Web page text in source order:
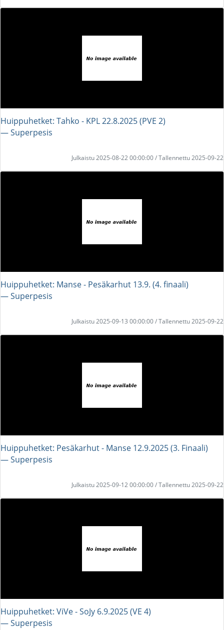
Huippuhetket: Tahko - KPL 22.8.2025 (PVE 2)
― Superpesis
Julkaistu 2025-08-22 00:00:00 / Tallennettu 2025-09-22
Huippuhetket: Manse - Pesäkarhut 13.9. (4. finaali)
― Superpesis
Julkaistu 2025-09-13 00:00:00 / Tallennettu 2025-09-22
Huippuhetket: Pesäkarhut - Manse 12.9.2025 (3. Finaali)
― Superpesis
Julkaistu 2025-09-12 00:00:00 / Tallennettu 2025-09-22
Huippuhetket: ViVe - SoJy 6.9.2025 (VE 4)
― Superpesis